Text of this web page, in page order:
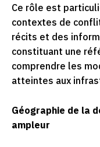
Ce rôle est
contextes de
récits et des
constituant une
comprendre les
atteintes aux
Géographie de la
ampleur